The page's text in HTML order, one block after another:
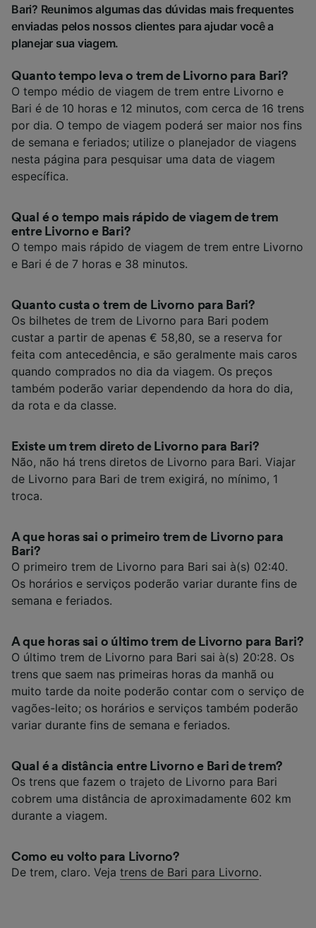
Bari? Reunimos algumas das dúvidas mais frequentes
enviadas pelos nossos clientes para ajudar você a
planejar sua viagem.
Quanto tempo leva o trem de Livorno para Bari?
O tempo médio de viagem de trem entre Livorno e
Bari é de 10 horas e 12 minutos, com cerca de 16 trens
por dia. O tempo de viagem poderá ser maior nos fins
de semana e feriados; utilize o planejador de viagens
nesta página para pesquisar uma data de viagem
específica.
Qual é o tempo mais rápido de viagem de trem
entre Livorno e Bari?
O tempo mais rápido de viagem de trem entre Livorno
e Bari é de 7 horas e 38 minutos.
Quanto custa o trem de Livorno para Bari?
Os bilhetes de trem de Livorno para Bari podem
custar a partir de apenas € 58,80, se a reserva for
feita com antecedência, e são geralmente mais caros
quando comprados no dia da viagem. Os preços
também poderão variar dependendo da hora do dia,
da rota e da classe.
Existe um trem direto de Livorno para Bari?
Não, não há trens diretos de Livorno para Bari. Viajar
de Livorno para Bari de trem exigirá, no mínimo, 1
troca.
A que horas sai o primeiro trem de Livorno para
Bari?
O primeiro trem de Livorno para Bari sai à(s) 02:40.
Os horários e serviços poderão variar durante fins de
semana e feriados.
A que horas sai o último trem de Livorno para Bari?
O último trem de Livorno para Bari sai à(s) 20:28. Os
trens que saem nas primeiras horas da manhã ou
muito tarde da noite poderão contar com o serviço de
vagões-leito; os horários e serviços também poderão
variar durante fins de semana e feriados.
Qual é a distância entre Livorno e Bari de trem?
Os trens que fazem o trajeto de Livorno para Bari
cobrem uma distância de aproximadamente 602 km
durante a viagem.
Como eu volto para Livorno?
De trem, claro. Veja trens de Bari para Livorno.